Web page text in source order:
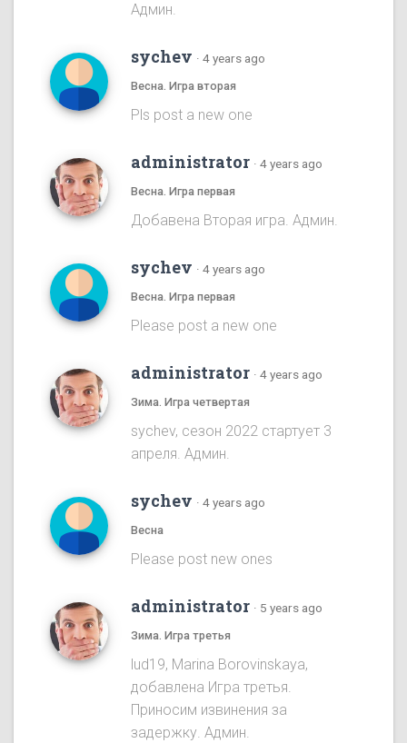
Админ.
sychev · 4 years ago
Весна. Игра вторая
Pls post a new one
administrator · 4 years ago
Весна. Игра первая
Добавена Вторая игра. Админ.
sychev · 4 years ago
Весна. Игра первая
Please post a new one
administrator · 4 years ago
Зима. Игра четвертая
sychev, сезон 2022 стартует 3
апреля. Админ.
sychev · 4 years ago
Весна
Please post new ones
administrator · 5 years ago
Зима. Игра третья
lud19, Marina Borovinskaya,
добавлена Игра третья.
Приносим извинения за
задержку. Админ.